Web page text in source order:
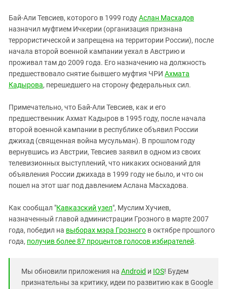
Бай-Али Тевсиев, которого в 1999 годуАслан Масхадов
назначил муфтием Ичкерии (организация признана
террористической и запрещена на территории России), после
начала второй военной кампании уехал в Австрию и
проживал там до 2009 года. Его назначению на должность
предшествовало снятие бывшего муфтия ЧРИ Ахмата
Кадырова, перешедшего на сторону федеральных сил.
Примечательно, что Бай-Али Тевсиев, как и его
предшественник Ахмат Кадыров в 1995 году, после начала
второй военной кампании в республике объявил России
джихад (священная война мусульман). В прошлом году
вернувшись из Австрии, Тевсиев заявил в одном из своих
телевизионных выступлений, что никаких оснований для
объявления России джихада в 1999 году не было, и что он
пошел на этот шаг под давлением Аслана Масхадова.
Как сообщал "Кавказский узел", Муслим Хучиев,
назначенный главой администрации Грозного в марте 2007
года, победил на выборах мэра Грозного в октябре прошлого
года, получив более 87 процентов голосов избирателей.
Мы обновили приложения на Android и IOS! Будем
признательны за критику, идеи по развитию как в Google